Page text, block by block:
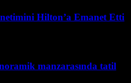
Hilton’a Emanet Etti
manzarasında tatil